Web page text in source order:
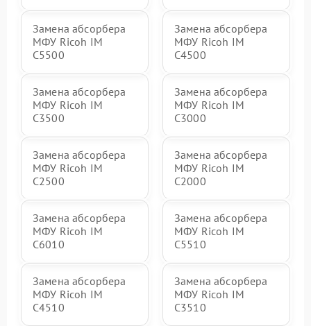
Замена абсорбера
МФУ Ricoh IM
C5500
Замена абсорбера
МФУ Ricoh IM
C4500
Замена абсорбера
МФУ Ricoh IM
C3500
Замена абсорбера
МФУ Ricoh IM
C3000
Замена абсорбера
МФУ Ricoh IM
C2500
Замена абсорбера
МФУ Ricoh IM
C2000
Замена абсорбера
МФУ Ricoh IM
C6010
Замена абсорбера
МФУ Ricoh IM
C5510
Замена абсорбера
МФУ Ricoh IM
C4510
Замена абсорбера
МФУ Ricoh IM
C3510